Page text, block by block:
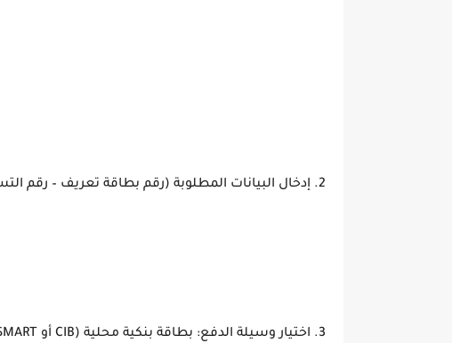
2. إدخال البيانات المطلوبة (رقم بطاقة تعريف – رقم التسجيل).
3. اختيار وسيلة الدفع: بطاقة بنكية محلية (CIB أو e-DINAR SMART) أو بطاقة دفع دولية.